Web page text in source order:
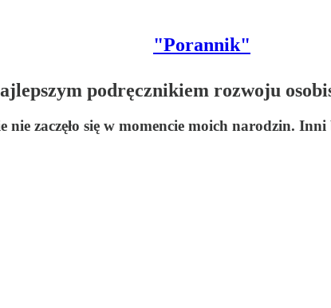
"Porannik"
podręcznikiem rozwoju
nie zaczęło się w momencie moich narodzin.